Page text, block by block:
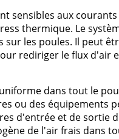
sensibles aux
thermique. Le
les poules. Il peut
rediriger le flux d'air
dans tout le
ou des équipements
d'entrée et de sortie
de l'air frais dans